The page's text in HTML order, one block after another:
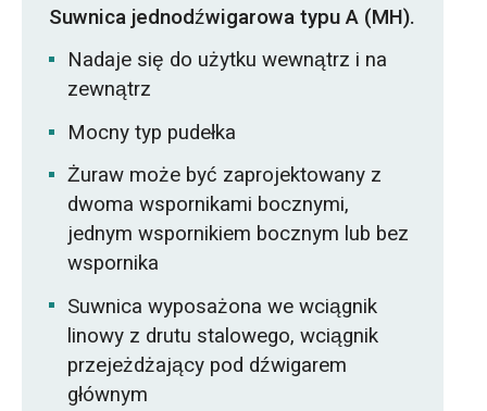
Suwnica jednodźwigarowa typu A (MH).
Nadaje się do użytku wewnątrz i na
zewnątrz
Mocny typ pudełka
Żuraw może być zaprojektowany z
dwoma wspornikami bocznymi,
jednym wspornikiem bocznym lub bez
wspornika
Suwnica wyposażona we wciągnik
linowy z drutu stalowego, wciągnik
przejeżdżający pod dźwigarem
głównym